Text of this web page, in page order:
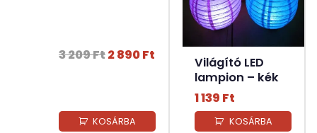
3 209FtOriginal
209 Ft.
2 890FtCurrent
890 Ft.
KOSÁRBA
Világító LED
lampion – kék
1 139 Ft
KOSÁRBA